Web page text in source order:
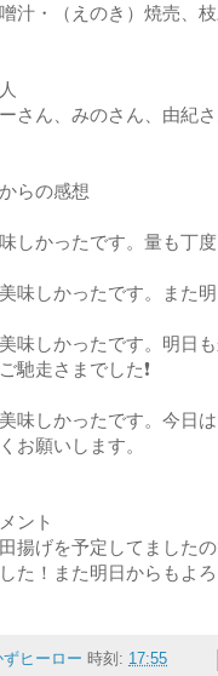
汁・（えのき）焼売、
さん、みのさん、由紀
らの感想
しかったです。量も丁
味しかったです。また
味しかったです。明日
馳走さまでした❗
味しかったです。今日
お願いします。
ント
揚げを予定してました
た！また明日からもよ
ずヒーロー 時刻: 17:55